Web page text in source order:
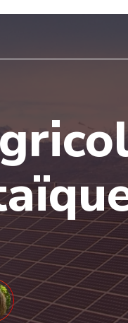
Valorisez
aux
Engager
Sun’R
propre et
vos toitures neuves ou en
de Parking
les véhicules sur vos
au sol
une seconde vie à vos
votre patrimoine